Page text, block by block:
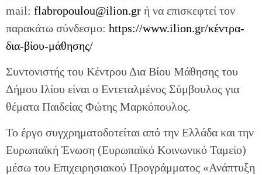
mail: flabropoulou@ilion.gr ή να επισκεφτεί τον
παρακάτω σύνδεσμο: https://www.ilion.gr/κέντρα-
δια-βίου-μάθησης/
Συντονιστής του Κέντρου Δια Βίου Μάθησης του
Δήμου Ιλίου είναι ο Εντεταλμένος Σύμβουλος για
θέματα Παιδείας Φώτης Μαρκόπουλος.
Το έργο συγχρηματοδοτείται από την Ελλάδα και την
Ευρωπαϊκή Ένωση (Ευρωπαϊκό Κοινωνικό Ταμείο)
μέσω του Επιχειρησιακού Προγράμματος «Ανάπτυξη